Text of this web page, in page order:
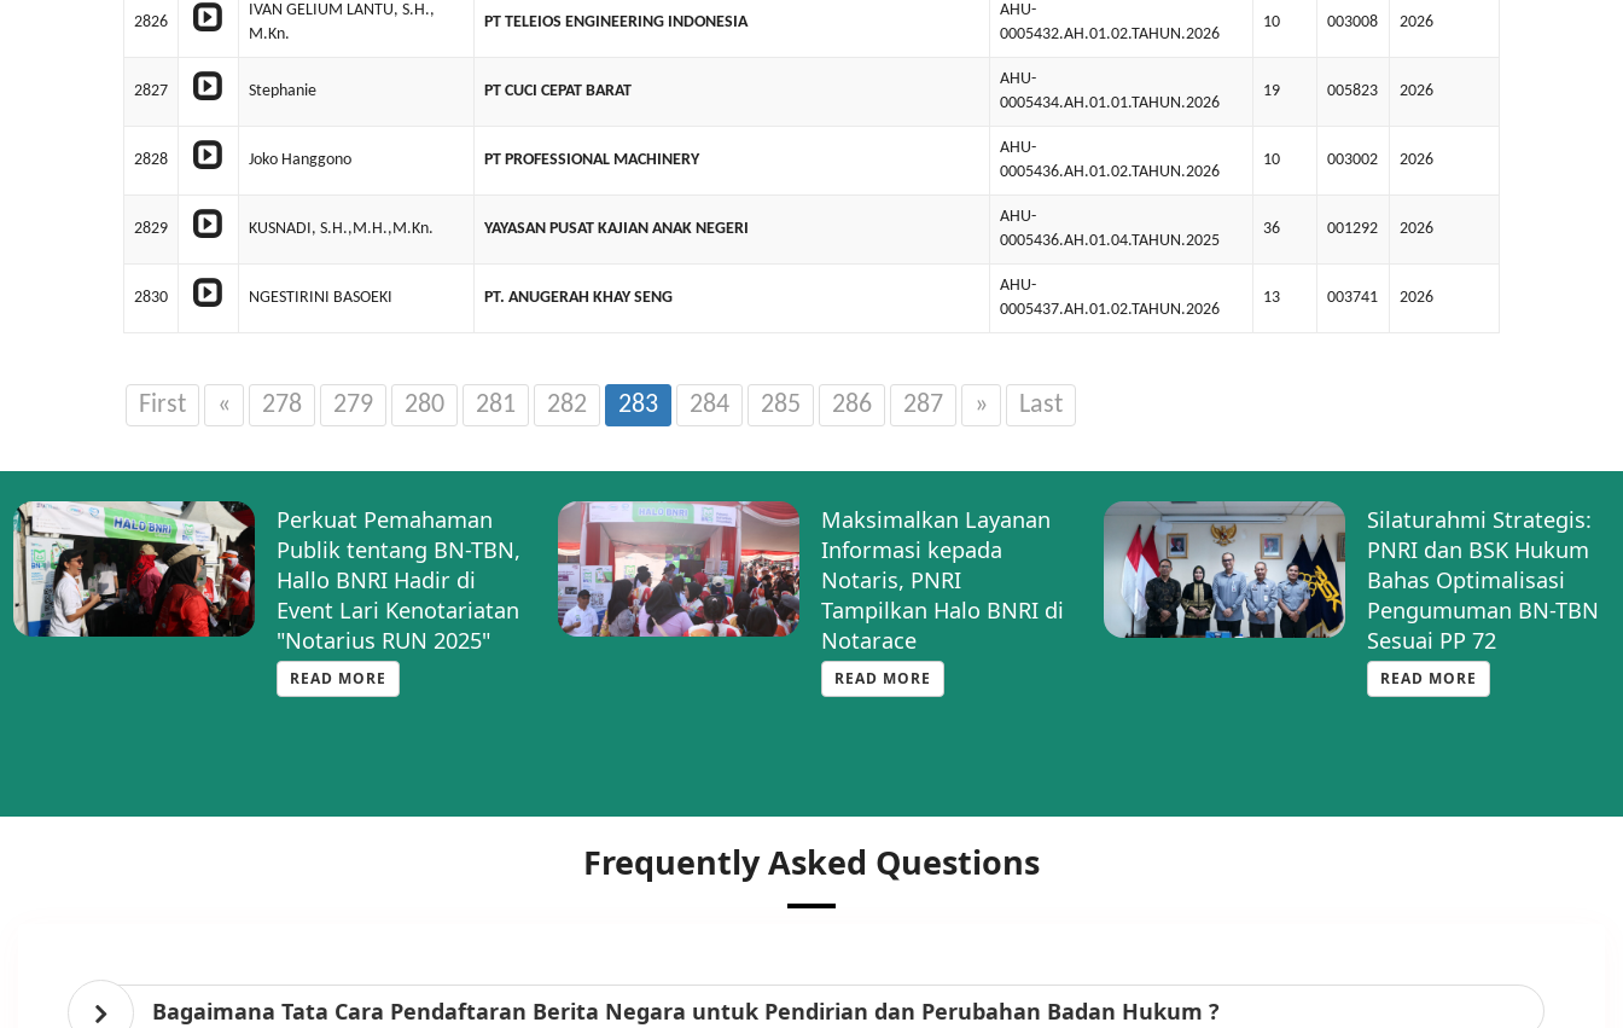
2826
IVAN GELIUM LANTU, S.H.,
M.Kn.
PT TELEIOS ENGINEERING INDONESIA
AHU-
0005432.AH.01.02.TAHUN.2026
10 003008 2026
2827 Stephanie PT CUCI CEPAT BARAT
AHU-
0005434.AH.01.01.TAHUN.2026
19 005823 2026
2828 Joko Hanggono PT PROFESSIONAL MACHINERY
AHU-
0005436.AH.01.02.TAHUN.2026
10 003002 2026
2829 KUSNADI, S.H.,M.H.,M.Kn. YAYASAN PUSAT KAJIAN ANAK NEGERI
AHU-
0005436.AH.01.04.TAHUN.2025
36 001292 2026
2830 NGESTIRINI BASOEKI PT. ANUGERAH KHAY SENG
AHU-
0005437.AH.01.02.TAHUN.2026
13 003741 2026
First « 278 279 280 281 282 283 284 285 286 287 » Last
Perkuat Pemahaman
Publik tentang BN-TBN,
Hallo BNRI Hadir di
Event Lari Kenotariatan
"Notarius RUN 2025"
READ MORE
Maksimalkan Layanan
Informasi kepada
Notaris, PNRI
Tampilkan Halo BNRI di
Notarace
READ MORE
Silaturahmi Strategis:
PNRI dan BSK Hukum
Bahas Optimalisasi
Pengumuman BN-TBN
Sesuai PP 72
READ MORE
Frequently Asked Questions
Bagaimana Tata Cara Pendaftaran Berita Negara untuk Pendirian dan Perubahan Badan Hukum ?